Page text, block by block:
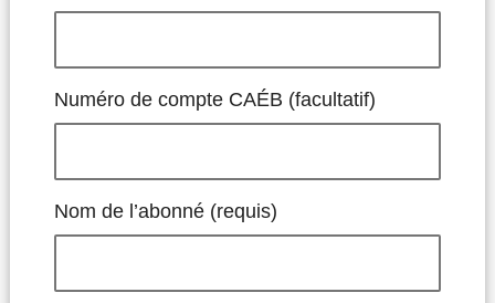
Numéro de compte CAÉB (facultatif)
Nom de l’abonné (requis)